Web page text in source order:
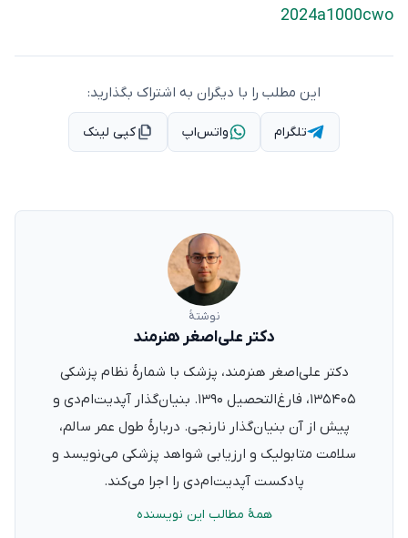
2024a1000cwo
این مطلب را با دیگران به اشتراک بگذارید:
تلگرام واتس‌اپ کپی لینک
نوشتهٔ
دکتر علی‌اصغر هنرمند
دکتر علی‌اصغر هنرمند، پزشک با شمارهٔ نظام پزشکی
۱۳۵۴۰۵، فارغ‌التحصیل ۱۳۹۰. بنیان‌گذار آپدیت‌ام‌دی و
پیش از آن بنیان‌گذار نارنجی. دربارهٔ طول عمر سالم،
سلامت متابولیک و ارزیابی شواهد پزشکی می‌نویسد و
پادکست آپدیت‌ام‌دی را اجرا می‌کند.
همهٔ مطالب این نویسنده